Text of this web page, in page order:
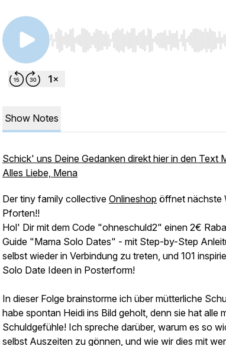
Use Left/Right to seek, Home/End to
Show Notes
Schick' uns Deine Gedanken direkt hier in den Text
Alles Liebe, Mena
Der tiny family collective Onlineshop öffnet nächste
Pforten!!
Hol' Dir mit dem Code "ohneschuld2" einen 2€
Guide "Mama Solo Dates" - mit Step-by-Step
selbst wieder in Verbindung zu treten, und 101
Solo Date Ideen in Posterform!
In dieser Folge brainstorme ich über mütterliche
habe spontan Heidi ins Bild geholt, denn sie hat alle
Schuldgefühle! Ich spreche darüber, warum es so
selbst Auszeiten zu gönnen, und wie wir dies mit